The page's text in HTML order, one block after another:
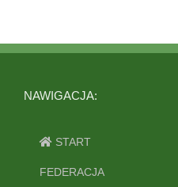
NAWIGACJA:
START
FEDERACJA